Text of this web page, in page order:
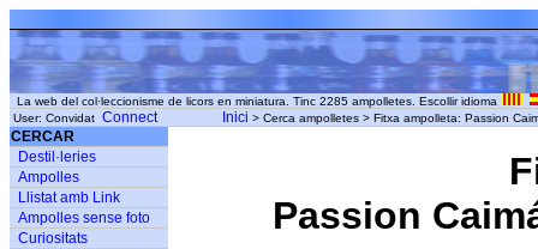
La web del col·leccionisme de licors en miniatura. Tinc 2285 ampolletes. Escollir idioma
User: Convidat Connect Inici > Cerca ampolletes > Fitxa ampolleta: Passion
CERCAR
Destil·leries
Ampolles
Llistat amb Link
Ampolles sense foto
Curiositats
Passion